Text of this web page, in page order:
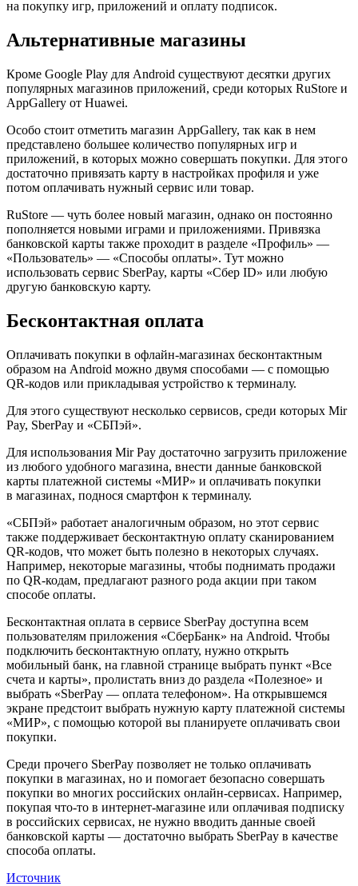
на покупку игр, приложений и оплату подписок.
Альтернативные магазины
Кроме Google Play для Android существуют десятки других
популярных магазинов приложений, среди которых RuStore и
AppGallery от Huawei.
Особо стоит отметить магазин AppGallery, так как в нем
представлено большее количество популярных игр и
приложений, в которых можно совершать покупки. Для этого
достаточно привязать карту в настройках профиля и уже
потом оплачивать нужный сервис или товар.
RuStore — чуть более новый магазин, однако он постоянно
пополняется новыми играми и приложениями. Привязка
банковской карты также проходит в разделе «Профиль» —
«Пользователь» — «Способы оплаты». Тут можно
использовать сервис SberPay, карты «Сбер ID» или любую
другую банковскую карту.
Бесконтактная оплата
Оплачивать покупки в офлайн-магазинах бесконтактным
образом на Android можно двумя способами — с помощью
QR-кодов или прикладывая устройство к терминалу.
Для этого существуют несколько сервисов, среди которых Mir
Pay, SberPay и «СБПэй».
Для использования Mir Pay достаточно загрузить приложение
из любого удобного магазина, внести данные банковской
карты платежной системы «МИР» и оплачивать покупки
в магазинах, поднося смартфон к терминалу.
«СБПэй» работает аналогичным образом, но этот сервис
также поддерживает бесконтактную оплату сканированием
QR-кодов, что может быть полезно в некоторых случаях.
Например, некоторые магазины, чтобы поднимать продажи
по QR-кодам, предлагают разного рода акции при таком
способе оплаты.
Бесконтактная оплата в сервисе SberPay доступна всем
пользователям приложения «СберБанк» на Android. Чтобы
подключить бесконтактную оплату, нужно открыть
мобильный банк, на главной странице выбрать пункт «Все
счета и карты», пролистать вниз до раздела «Полезное» и
выбрать «SberPay — оплата телефоном». На открывшемся
экране предстоит выбрать нужную карту платежной системы
«МИР», с помощью которой вы планируете оплачивать свои
покупки.
Среди прочего SberPay позволяет не только оплачивать
покупки в магазинах, но и помогает безопасно совершать
покупки во многих российских онлайн-сервисах. Например,
покупая что-то в интернет-магазине или оплачивая подписку
в российских сервисах, не нужно вводить данные своей
банковской карты — достаточно выбрать SberPay в качестве
способа оплаты.
Источник